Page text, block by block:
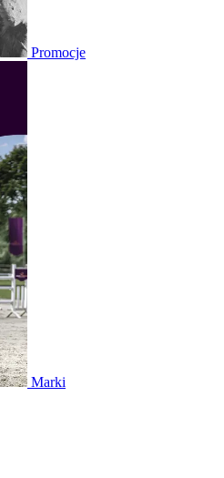
Promocje
Marki